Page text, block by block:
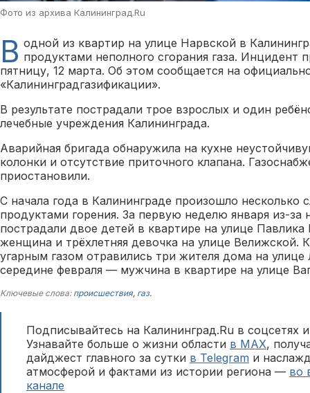
Фото из архива Калининград.Ru
В одной из квартир на улице Нарвской в
продуктами неполного сгорания газа. Инцидент
пятницу, 12 марта. Об этом сообщается на
«Калининградгазификации».
В результате пострадали трое взрослых и один
лечебные учреждения Калининграда.
Аварийная бригада обнаружила на кухне
колонки и отсутствие приточного клапана.
приостановили.
С начала года в Калининграде произошло несколько
продуктами горения. За первую неделю января из-за
пострадали двое детей в квартире на улице
женщина и трёхлетняя девочка на улице Велижской.
угарным газом отравились три жителя дома на улице
середине февраля — мужчина в квартире на улице
Ключевые слова: происшествия, газ.
Подписывайтесь на Калининград.Ru в соцсетях
Узнавайте больше о жизни области в MAX,
дайджест главного за сутки в Telegram и
атмосферой и фактами из истории региона — во
канале